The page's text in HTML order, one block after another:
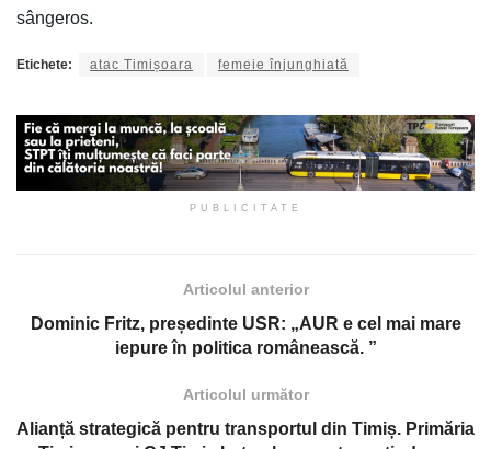
sângeros.
Etichete: atac Timișoara femeie înjunghiată
PUBLICITATE
Articolul anterior
Dominic Fritz, președinte USR: „AUR e cel mai mare
iepure în politica românească. ”
Articolul următor
Alianță strategică pentru transportul din Timiș. Primăria